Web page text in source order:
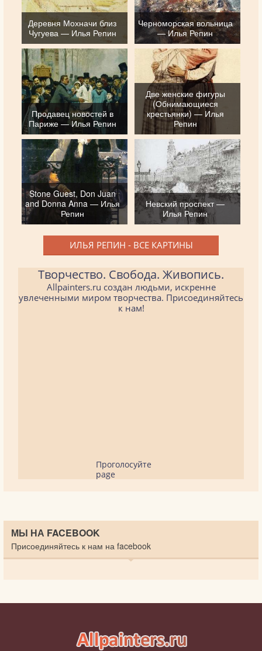
Деревня Мохначи близ
Чугуева — Илья Репин
Черноморская вольница
— Илья Репин
Продавец новостей в
Париже — Илья Репин
Две женские фигуры
(Обнимающиеся
крестьянки) — Илья
Репин
Stone Guest, Don Juan
and Donna Anna — Илья
Репин
Невский проспект —
Илья Репин
ИЛЬЯ РЕПИН - ВСЕ КАРТИНЫ
Творчество. Свобода. Живопись.
Allpainters.ru создан людьми, искренне
увлеченными миром творчества. Присоединяйтесь
к нам!
Проголосуйте
page
МЫ НА FACEBOOK
Присоединяйтесь к нам на facebook